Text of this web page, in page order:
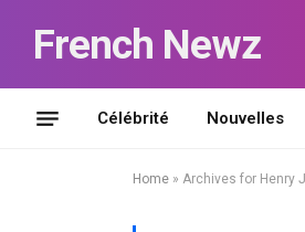
French Newz
Célébrité Nouvelles
Home » Archives for Henry